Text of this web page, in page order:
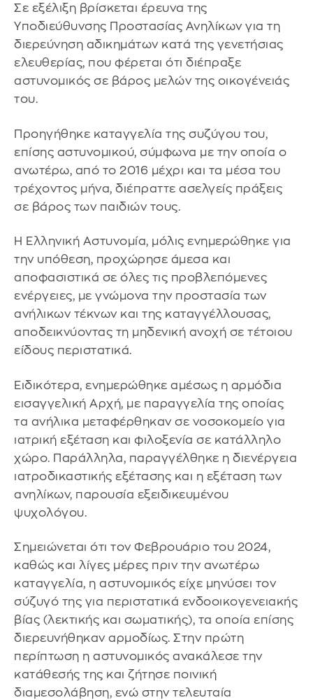
Σε εξέλιξη βρίσκεται έρευνα της
Υποδιεύθυνσης Προστασίας Ανηλίκων για τη
διερεύνηση αδικημάτων κατά της γενετήσιας
ελευθερίας, που φέρεται ότι διέπραξε
αστυνομικός σε βάρος μελών της οικογένειάς
του.
Προηγήθηκε καταγγελία της συζύγου του,
επίσης αστυνομικού, σύμφωνα με την οποία ο
ανωτέρω, από το 2016 μέχρι και τα μέσα του
τρέχοντος μήνα, διέπραττε ασελγείς πράξεις
σε βάρος των παιδιών τους.
Η Ελληνική Αστυνομία, μόλις ενημερώθηκε για
την υπόθεση, προχώρησε άμεσα και
αποφασιστικά σε όλες τις προβλεπόμενες
ενέργειες, με γνώμονα την προστασία των
ανήλικων τέκνων και της καταγγέλλουσας,
αποδεικνύοντας τη μηδενική ανοχή σε τέτοιου
είδους περιστατικά.
Ειδικότερα, ενημερώθηκε αμέσως η αρμόδια
εισαγγελική Αρχή, με παραγγελία της οποίας
τα ανήλικα μεταφέρθηκαν σε νοσοκομείο για
ιατρική εξέταση και φιλοξενία σε κατάλληλο
χώρο. Παράλληλα, παραγγέλθηκε η διενέργεια
ιατροδικαστικής εξέτασης και η εξέταση των
ανηλίκων, παρουσία εξειδικευμένου
ψυχολόγου.
Σημειώνεται ότι τον Φεβρουάριο του 2024,
καθώς και λίγες μέρες πριν την ανωτέρω
καταγγελία, η αστυνομικός είχε μηνύσει τον
σύζυγό της για περιστατικά ενδοοικογενειακής
βίας (λεκτικής και σωματικής), τα οποία επίσης
διερευνήθηκαν αρμοδίως. Στην πρώτη
περίπτωση η αστυνομικός ανακάλεσε την
κατάθεσής της και ζήτησε ποινική
διαμεσολάβηση, ενώ στην τελευταία